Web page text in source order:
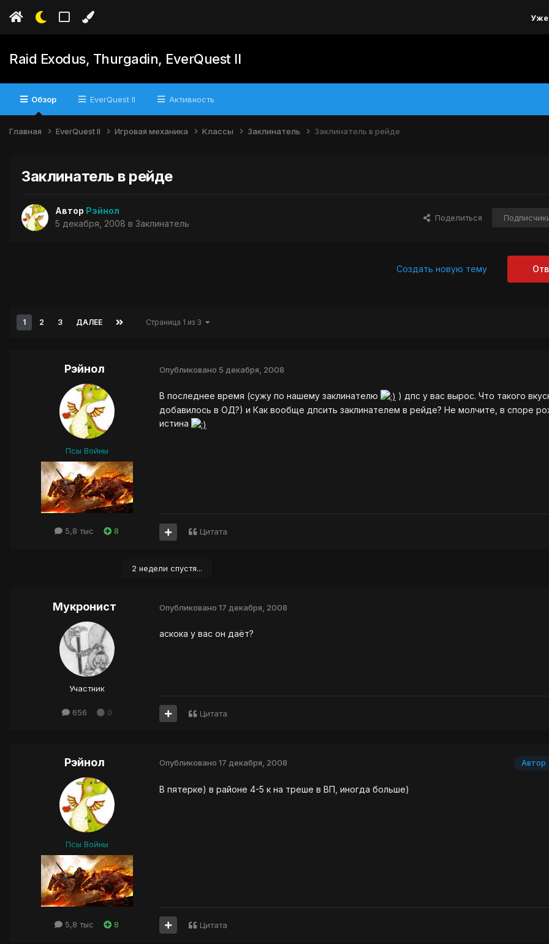
Уже
Raid Exodus, Thurgadin, EverQuest II
Обзор EverQuest II Активность
Главная EverQuest II Игровая механика Классы Заклинатель Заклинатель в рейде
Заклинатель в рейде
Автор Рэйнол
5 декабря, 2008 в Заклинатель
Поделиться
Создать новую тему
1 2 3 ДАЛЕЕ Страница 1 из 3
Рэйнол
Псы Войны
5,8 тыс 8
Опубликовано 5 декабря, 2008
В последнее время (сужу по нашему заклинателю
) дпс у вас вырос. Что такого
добавилось в ОД?) и Как вообще дпсить заклинателем в рейде? Не молчите, в споре
истина
Цитата
2 недели спустя...
Мукронист
Участник
656 0
Опубликовано 17 декабря, 2008
аскока у вас он даёт?
Цитата
Рэйнол
Псы Войны
5,8 тыс 8
Автор
Опубликовано 17 декабря, 2008
В пятерке) в районе 4-5 к на треше в ВП, иногда больше)
Цитата